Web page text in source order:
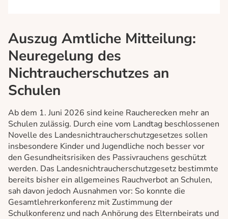
Kontakt und Anfahrt
Auszug Amtliche Mitteilung:
Neuregelung des
Nichtraucherschutzes an
Schulen
Ab dem 1. Juni 2026 sind keine Raucherecken mehr an
Schulen zulässig. Durch eine vom Landtag beschlossenen
Novelle des Landesnichtraucherschutzgesetzes sollen
insbesondere Kinder und Jugendliche noch besser vor
den Gesundheitsrisiken des Passivrauchens geschützt
werden. Das Landesnichtraucherschutzgesetz bestimmte
bereits bisher ein allgemeines Rauchverbot an Schulen,
sah davon jedoch Ausnahmen vor: So konnte die
Gesamtlehrerkonferenz mit Zustimmung der
Schulkonferenz und nach Anhörung des Elternbeirats und